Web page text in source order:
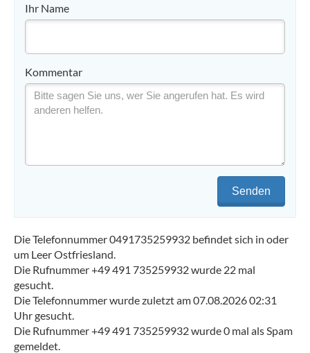
Ihr Name
Kommentar
Senden
Die Telefonnummer 0491735259932 befindet sich in oder
um Leer Ostfriesland.
Die Rufnummer +49 491 735259932 wurde 22 mal
gesucht.
Die Telefonnummer wurde zuletzt am 07.08.2026 02:31
Uhr gesucht.
Die Rufnummer +49 491 735259932 wurde 0 mal als Spam
gemeldet.